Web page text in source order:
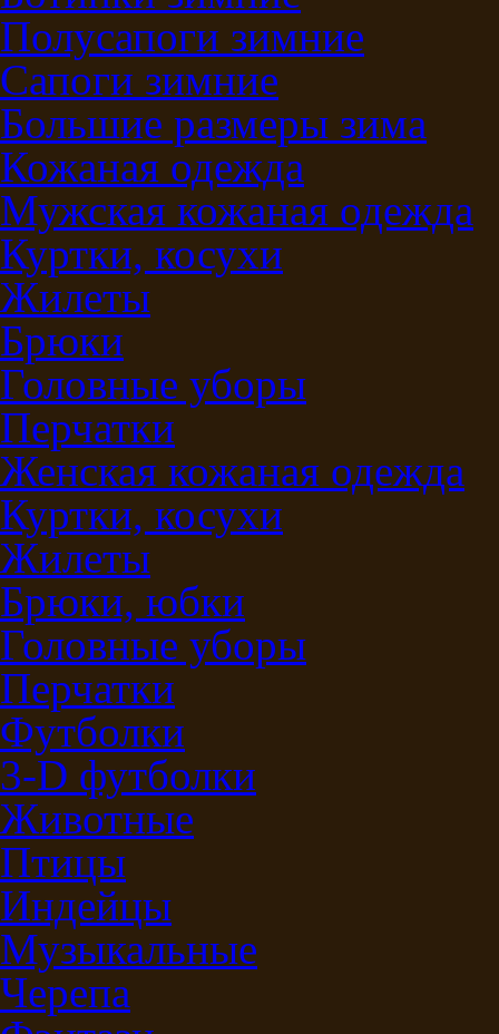
Полусапоги зимние
Сапоги зимние
Большие размеры зима
Кожаная одежда
Мужская кожаная одежда
Куртки, косухи
Жилеты
Брюки
Головные уборы
Перчатки
Женская кожаная одежда
Куртки, косухи
Жилеты
Брюки, юбки
Головные уборы
Перчатки
Футболки
3-D футболки
Животные
Птицы
Индейцы
Музыкальные
Черепа